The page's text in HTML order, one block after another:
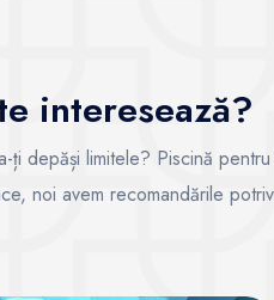
interesează?
ți depăși limitele? Piscină
noi avem recomandările